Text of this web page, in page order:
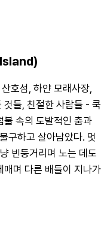
호섬, 하얀 모래사장,
것들, 친절한 사람들 - 쿡
불 속의 도발적인 춤과
구하고 살아남았다. 멋
빈둥거리며 노는 데도
매며 다른 배들이 지나가